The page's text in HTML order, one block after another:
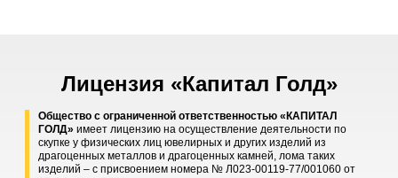
Лицензия «Капитал Голд»
Общество с ограниченной ответственностью «КАПИТАЛ
ГОЛД» имеет лицензию на осуществление деятельности по
скупке у физических лиц ювелирных и других изделий из
драгоценных металлов и драгоценных камней, лома таких
изделий – с присвоением номера № Л023-00119-77/001060 от